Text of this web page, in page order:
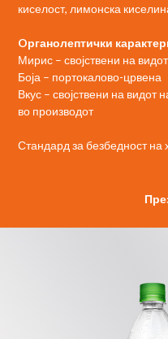
киселост, лимонска
Oрганолептички
Мирис – својствени на
Боја – портокалово-црвена
Вкус – својствени на видот
во производот
Стандард за безбедност на